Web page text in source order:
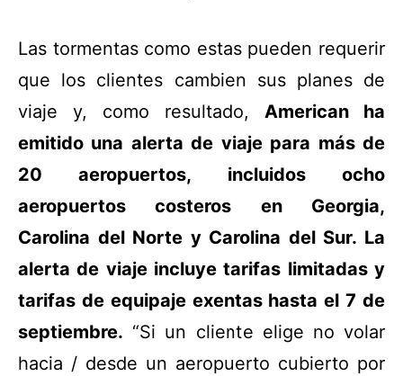
Las tormentas como estas pueden requerir
que los clientes cambien sus planes de
viaje y, como resultado, American ha
emitido una alerta de viaje para más de
20 aeropuertos, incluidos ocho
aeropuertos costeros en Georgia,
Carolina del Norte y Carolina del Sur. La
alerta de viaje incluye tarifas limitadas y
tarifas de equipaje exentas hasta el 7 de
septiembre. “Si un cliente elige no volar
hacia / desde un aeropuerto cubierto por